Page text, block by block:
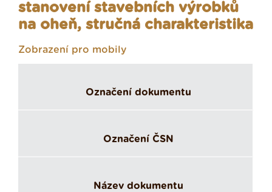
stanovení stavebních výrobků
na oheň, stručná charakteristika
Zobrazení pro mobily
Označení dokumentu
Označení ČSN
Název dokumentu